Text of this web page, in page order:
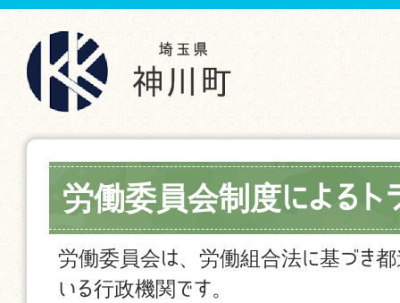
労働委員会制度によるト
労働委員会は、労働組合法に基づき
いる行政機関です。